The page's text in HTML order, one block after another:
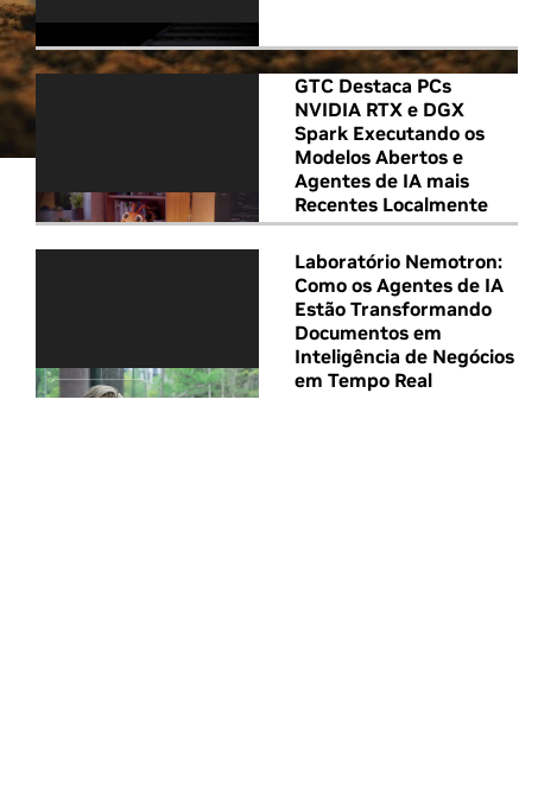
GTC Destaca PCs
NVIDIA RTX e DGX
Spark Executando os
Modelos Abertos e
Agentes de IA mais
Recentes Localmente
Laboratório Nemotron:
Como os Agentes de IA
Estão Transformando
Documentos em
Inteligência de Negócios
em Tempo Real